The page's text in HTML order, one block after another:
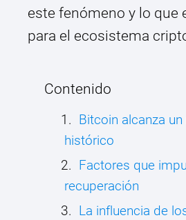
este fenómeno y lo que
para el ecosistema
Contenido
Bitcoin alcanza
histórico
Factores que
recuperación
La influencia de